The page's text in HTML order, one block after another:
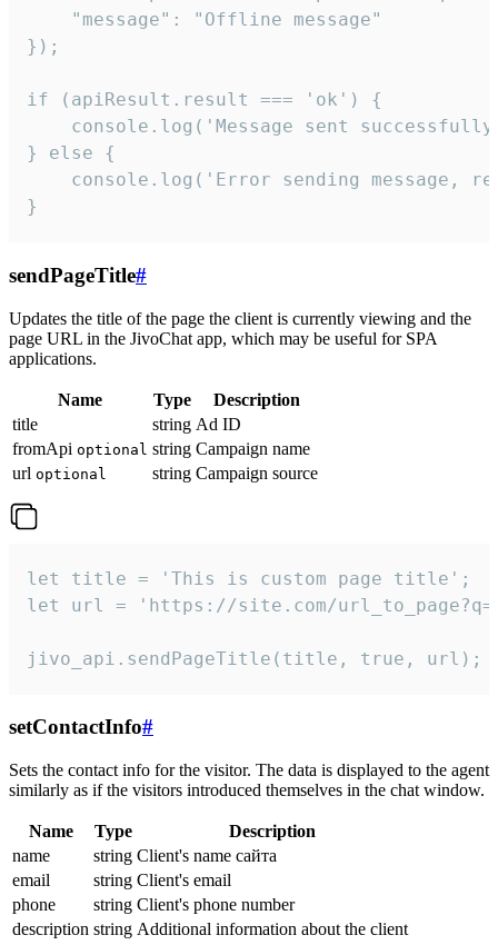
    "message": "Offline message"
});
if (apiResult.result === 'ok') {
console.log('Message sent
} else {
console.log('Error sending message,
}
sendPageTitle#
Updates the title of the page the client is currently viewing and the
page URL in the JivoChat app, which may be useful for SPA
applications.
Name Type
Description
title
string Ad ID
fromApi optional string Campaign name
url optional string Campaign source
let title = 'This is custom page title';
let url = 'https://site.com/
jivo_api.sendPageTitle(title, true, url);
setContactInfo#
Sets the contact info for the visitor. The data is displayed to the agent
similarly as if the visitors introduced themselves in the chat window.
Name Type
Description
name
string Client's name сайта
email
string Client's email
phone
string Client's phone number
description string Additional information about the client